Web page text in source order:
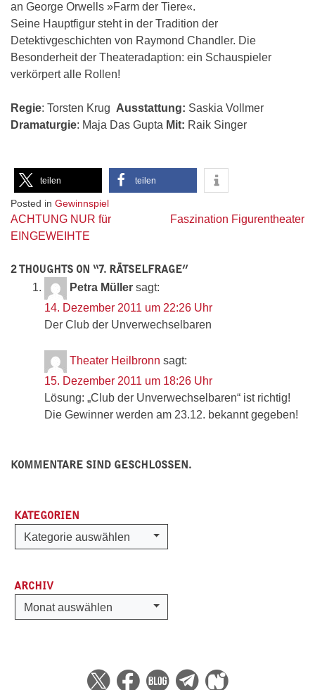
an George Orwells »Farm der Tiere«.
Seine Hauptfigur steht in der Tradition der
Detektivgeschichten von Raymond Chandler. Die
Besonderheit der Theateradaption: ein Schauspieler
verkörpert alle Rollen!
Regie: Torsten Krug Ausstattung: Saskia Vollmer
Dramaturgie: Maja Das Gupta Mit: Raik Singer
teilen teilen
Posted in Gewinnspiel
Beitragsnavigation
ACHTUNG NUR für
EINGEWEIHTE
Faszination Figurentheater
2 THOUGHTS ON “7. RÄTSELFRAGE”
Petra Müller sagt:
14. Dezember 2011 um 22:26 Uhr
Der Club der Unverwechselbaren
Theater Heilbronn sagt:
15. Dezember 2011 um 18:26 Uhr
Lösung: „Club der Unverwechselbaren“ ist richtig!
Die Gewinner werden am 23.12. bekannt gegeben!
KOMMENTARE SIND GESCHLOSSEN.
KATEGORIEN
Kategorien
Kategorie auswählen
ARCHIV
Archiv
Monat auswählen